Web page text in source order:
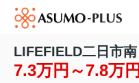
LIFEFIELD二日市南
7.3万円～7.8万円